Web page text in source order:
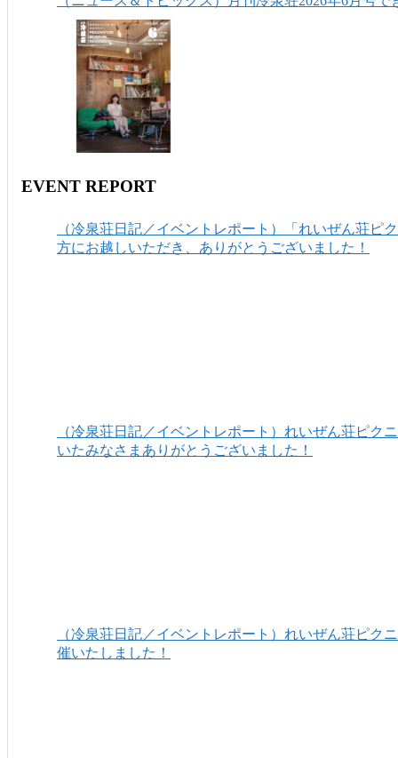
EVENT REPORT
（冷泉荘日記／イベントレポート）「れいぜん荘ピ
方にお越しいただき、ありがとうございました！
（冷泉荘日記／イベントレポート）れいぜん荘ピク
いたみなさまありがとうございました！
（冷泉荘日記／イベントレポート）れいぜん荘ピク
催いたしました！